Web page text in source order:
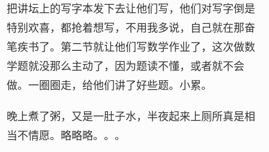
把讲坛上的写字本发下去让他们写，他们对写字倒是
特别欢喜，都抢着想写，不用我多说，自己就在那奋
笔疾书了。第二节就让他们写数学作业了，这次做数
学题就没那么主动了，因为题读不懂，或者就不会
做。一圈圈走，给他们讲了好些题。小累。
晚上煮了粥，又是一肚子水，半夜起来上厕所真是相
当不情愿。略略略。。。